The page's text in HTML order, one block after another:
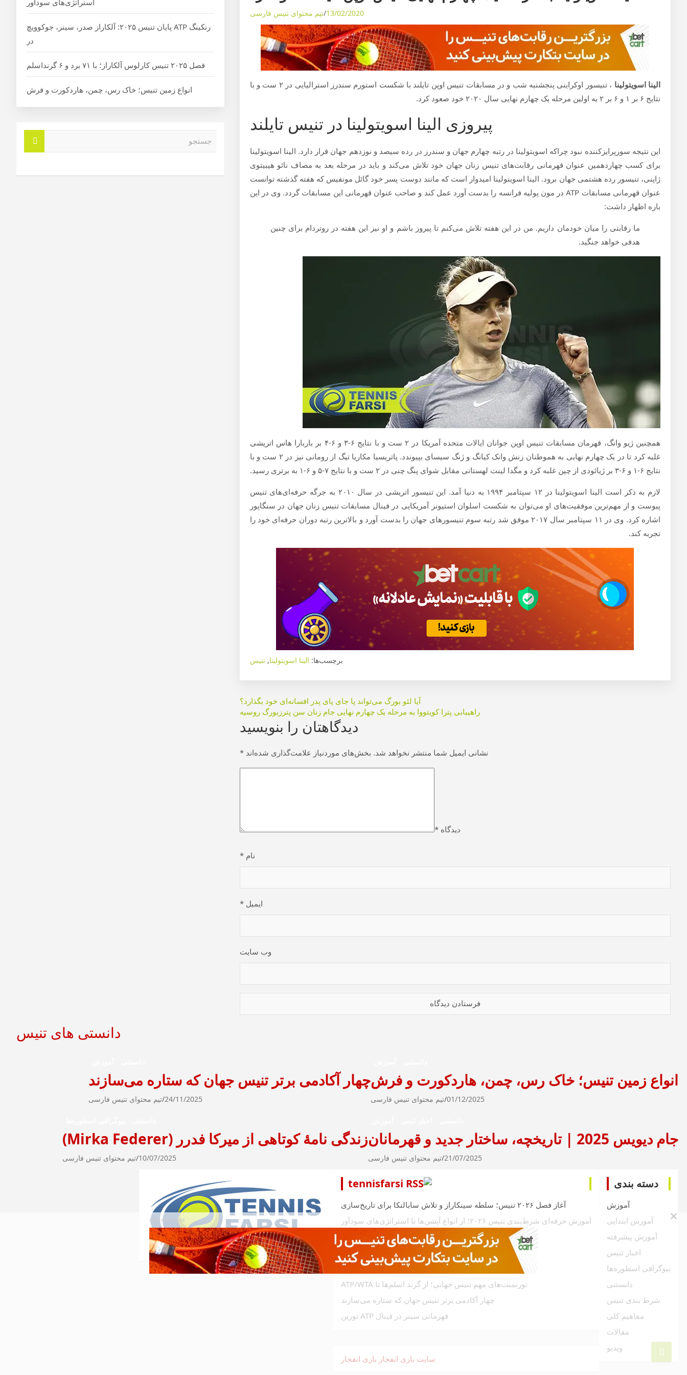
13/02/2020 تیم محتوای تنیس فارسی
الینا اسویتولینا
، تنیسور اوکراینی پنجشنبه شب و در مسابقات تنیس اوپن تایلند با شکست استورم سندرز استرالیایی در ۲ ست و با
نتایج ۶ بر ۱ و ۶ بر ۲ به اولین مرحله یک چهارم نهایی سال ۲۰۲۰ خود صعود کرد.
پیروزی الینا اسویتولینا در تنیس تایلند
این نتیجه سورپرایزکننده نبود چراکه اسویتولینا در رتبه چهارم جهان و سندرز در رده سیصد و نوزدهم جهان قرار دارد. الینا اسویتولینا
برای کسب چهاردهمین عنوان قهرمانی رقابت‌های تنیس زنان جهان خود تلاش می‌کند و باید در مرحله بعد به مصاف نائو هیبیتوی
ژاپنی، تنیسور رده هشتمی جهان برود. الینا اسویتولینا امیدوار است که مانند دوست پسر خود گائل مونفیس که هفته گذشته توانست
عنوان قهرمانی مسابقات ATP در مون پولیه فرانسه را بدست آورد عمل کند و صاحب عنوان قهرمانی این مسابقات گردد. وی در این
باره اظهار داشت:
ما رقابتی را میان خودمان داریم. من در این هفته تلاش می‌کنم تا پیروز باشم و او نیز این هفته در روتردام برای چنین
هدفی خواهد جنگید.
همچنین ژیو وانگ، قهرمان مسابقات تنیس اوپن جوانان ایالات متحده آمریکا در ۲ ست و با نتایج ۶-۳ و ۶-۴ بر باربارا هاس اتریشی
غلبه کرد تا در یک چهارم نهایی به هموطنان زنش وانک کیانگ و ژنگ سیسای بپیوندد. پاتریسیا مکاریا تیگ از رومانی نیز در ۲ ست و با
نتایج ۶-۱ و ۶-۳ بر ژیائودی از چین غلبه کرد و مگدا لینت لهستانی مقابل شوای پنگ چنی در ۲ ست و با نتایج ۷-۵ و ۶-۱ به برتری رسید.
لازم به ذکر است الینا اسویتولینا در ۱۲ سپتامبر ۱۹۹۴ به دنیا آمد. این تنیسور اتریشی در سال ۲۰۱۰ به جرگه حرفه‌ای‌های تنیس
پیوست و از مهم‌ترین موفقیت‌های او می‌توان به شکست اسلوان استیونز آمریکایی در فینال مسابقات تنیس زنان جهان در سنگاپور
اشاره کرد. وی در ۱۱ سپتامبر سال ۲۰۱۷ موفق شد رتبه سوم تنیسورهای جهان را بدست آورد و بالاترین رتبه دوران حرفه‌ای خود را
تجربه کند.
برچسب‌ها: الینا اسویتولینا,تنیس
آیا لئو بورگ می‌تواند پا جای پای پدر افسانه‌ای خود بگذارد؟
راهیبابی پترا کویتووا به مرحله یک چهارم نهایی جام زنان سن پترزبورگ روسیه
دیدگاهتان را بنویسید
نشانی ایمیل شما منتشر نخواهد شد. بخش‌های موردنیاز علامت‌گذاری شده‌اند*
دیدگاه*
نام*
ایمیل*
وب‌ سایت
استراتژی‌های سودآور
رنکینگ ATP پایان تنیس ۲۰۲۵: آلکاراز صدر، سینر، جوکوویچ
در
فصل ۲۰۲۵ تنیس کارلوس آلکاراز؛ با ۷۱ برد و ۶ گرنداسلم
انواع زمین تنیس؛ خاک رس، چمن، هاردکورت و فرش
و
دانستی های تنیس
انواع زمین تنیس؛ خاک رس، چمن، هاردکورت و فرش
01/12/2025 تیم محتوای تنیس فارسی
چهار آکادمی برتر تنیس جهان که ستاره می‌سازند
24/11/2025 تیم محتوای تنیس فارسی
جام دیویس 2025 | تاریخچه، ساختار جدید و قهرمانان
21/07/2025 تیم محتوای تنیس فارسی
زندگی نامۀ کوتاهی از میرکا فدرر (Mirka Federer)
10/07/2025 تیم محتوای تنیس فارسی
دسته بندی
آموزش
آموزش ابتدایی
آموزش پیشرفته
اخبار تنیس
بیوگرافی اسطوره‌ها
دانستنی
شرط بندی تنیس
مفاهیم کلی
مقالات
ویدیو
tennisfarsi
آغاز فصل ۲۰۲۶ تنیس؛ سلطه سینکاراز و تلاش سابالنکا برای تاریخ‌سازی
آموزش حرفه‌ای شرط‌بندی تنیس ۲۰۲۶؛ از انواع آپشن‌ها تا استراتژی‌های سودآور
رنکینگ ATP پایان تنیس ۲۰۲۵: آلکاراز صدر، سینر، جوکوویچ در
فصل ۲۰۲۵ تنیس کارلوس آلکاراز؛ با ۷۱ برد و ۶ گرنداسلم
انواع زمین تنیس؛ خاک رس، چمن، هاردکورت و فرش
تورنمنت‌های مهم تنیس جهانی؛ از گرند اسلم‌ها تا ATP/WTA
چهار آکادمی برتر تنیس جهان که ستاره می‌سازند
قهرمانی سینر در فینال ATP تورین
سایت بازی انفجار بازی انفجار
Advertisement